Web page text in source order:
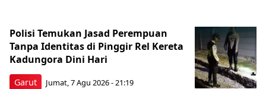
Garut
Polisi Temukan Jasad Perempuan
Tanpa Identitas di Pinggir Rel Kereta
Kadungora Dini Hari
Jumat, 7 Agu 2026 - 21:19